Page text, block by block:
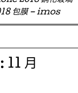
包膜 – imos
11 月